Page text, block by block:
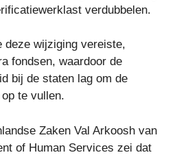
verdubbelen.
deze wijziging vereiste,
fondsen, waardoor de
bij de staten lag om de
te vullen.
Zaken Val Arkoosh van
of Human Services zei dat